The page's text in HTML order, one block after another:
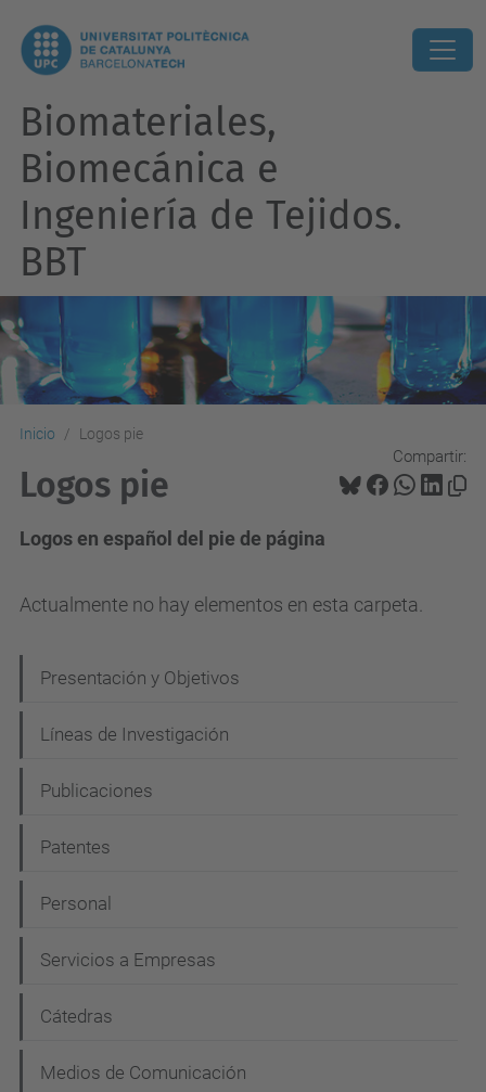
Biomateriales,
Biomecánica e
Ingeniería de Tejidos.
BBT
Inicio Logos pie
Compartir:
Logos pie
Logos en español del pie de página
Actualmente no hay elementos en esta carpeta.
a
v
g
a
i
ó
Presentación y Objetivos
Líneas de Investigación
Publicaciones
Patentes
Personal
Servicios a Empresas
Cátedras
Medios de Comunicación